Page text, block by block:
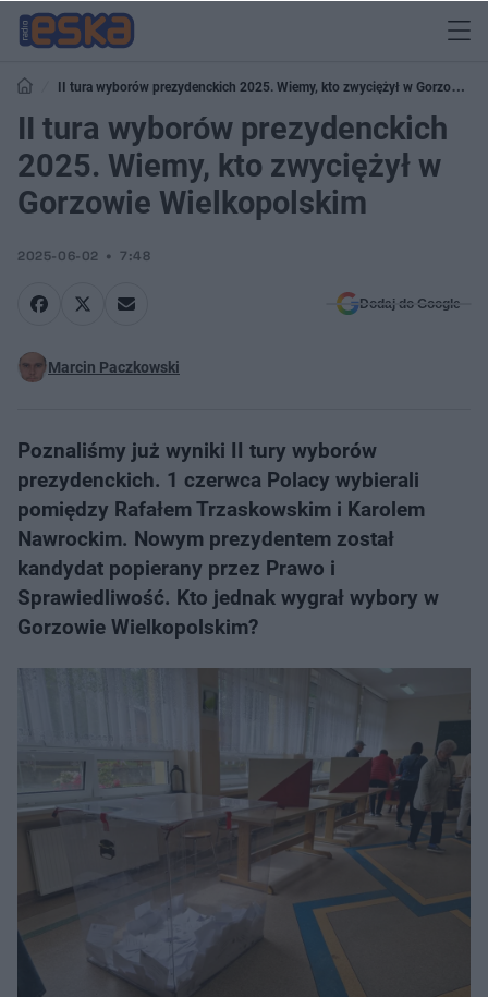
II tura wyborów prezydenckich 2025. Wiemy, kto zwyciężył w Gorzowie
Wielkopolskim
II tura wyborów prezydenckich
2025. Wiemy, kto zwyciężył w
Gorzowie Wielkopolskim
2025-06-02 7:48
Dodaj do Google
Marcin Paczkowski
Poznaliśmy już wyniki II tury wyborów
prezydenckich. 1 czerwca Polacy wybierali
pomiędzy Rafałem Trzaskowskim i Karolem
Nawrockim. Nowym prezydentem został
kandydat popierany przez Prawo i
Sprawiedliwość. Kto jednak wygrał wybory w
Gorzowie Wielkopolskim?